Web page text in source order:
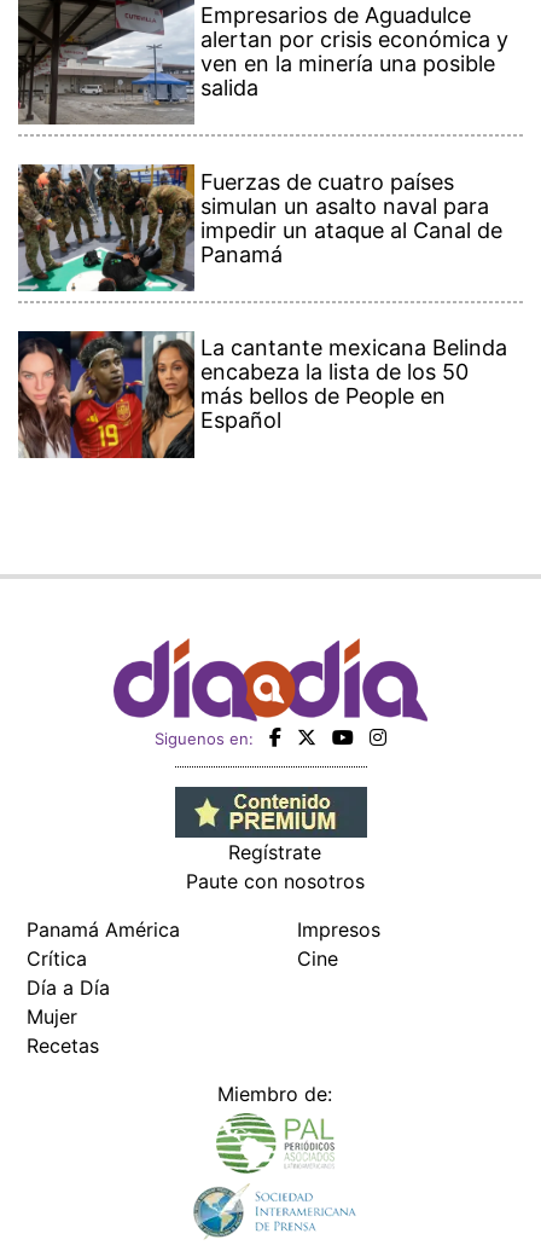
Empresarios de Aguadulce
alertan por crisis económica y
ven en la minería una posible
salida
Fuerzas de cuatro países
simulan un asalto naval para
impedir un ataque al Canal de
Panamá
La cantante mexicana Belinda
encabeza la lista de los 50
más bellos de People en
Español
Siguenos en:
Regístrate
Paute con nosotros
Panamá América
Crítica
Día a Día
Mujer
Recetas
Impresos
Cine
Miembro de: